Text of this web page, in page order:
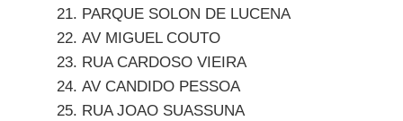
PARQUE SOLON DE LUCENA
AV MIGUEL COUTO
RUA CARDOSO VIEIRA
AV CANDIDO PESSOA
RUA JOAO SUASSUNA